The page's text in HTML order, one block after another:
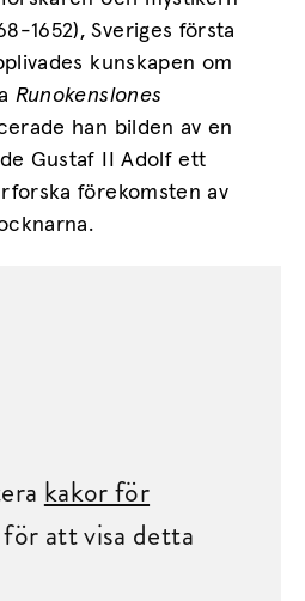
1652), Sveriges första
kunskapen om
Runokenslones
han bilden av en
Gustaf II Adolf ett
förekomsten av
kakor för
för att visa detta